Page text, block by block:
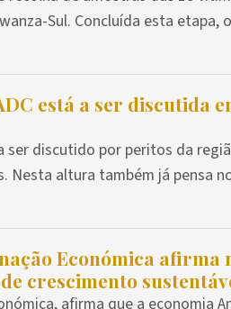
Sul. Concluída esta etapa,
está a ser discutida
discutido por peritos da
Nesta altura também já pensa
Económica afirma
crescimento
afirma que a economia